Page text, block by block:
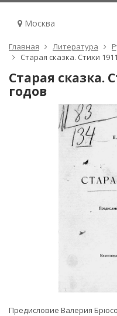
Москва
Главная Литература
Старая сказка. Стихи
Старая сказка.
годов
Предисловие Валерия